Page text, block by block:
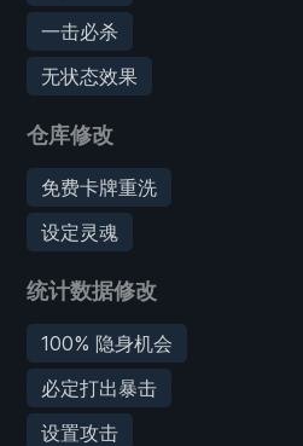
一击必杀
无状态效果
仓库修改
免费卡牌重洗
设定灵魂
统计数据修改
100% 隐身机会
必定打出暴击
设置攻击